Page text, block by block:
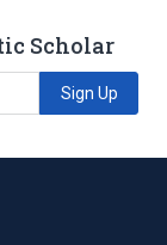
Scholar
Sign Up